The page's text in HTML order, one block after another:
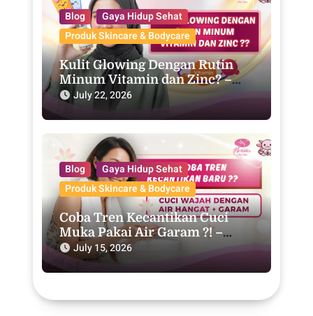
Blog
Gaya Hidup Sehat
Produk Skincare & Bodycare
Kulit Glowing Dengan Rutin
Minum Vitamin dan Zinc? –
Purwodadi
July 22, 2026
Blog
Gaya Hidup Sehat
Produk Skincare & Bodycare
Coba Tren Kecantikan Cuci
Muka Pakai Air Garam ?! –
Purwodadi
July 15, 2026